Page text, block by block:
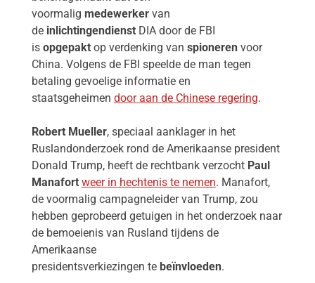
voormalig medewerkervan
de inlichtingendienstDIA door de FBI
is opgepaktop verdenking van spionerenvoor
China. Volgens de FBI speelde de man tegen
betaling gevoelige informatie en
staatsgeheimen door aan de Chinese regering.
Robert Mueller, speciaal aanklager in het
Ruslandonderzoek rond de Amerikaanse president
Donald Trump, heeft de rechtbank verzocht Paul
Manafort weer in hechtenis te nemen. Manafort,
de voormalig campagneleider van Trump, zou
hebben geprobeerd getuigen in het onderzoek naar
de bemoeienis van Rusland tijdens de
Amerikaanse
presidentsverkiezingen te beïnvloeden.